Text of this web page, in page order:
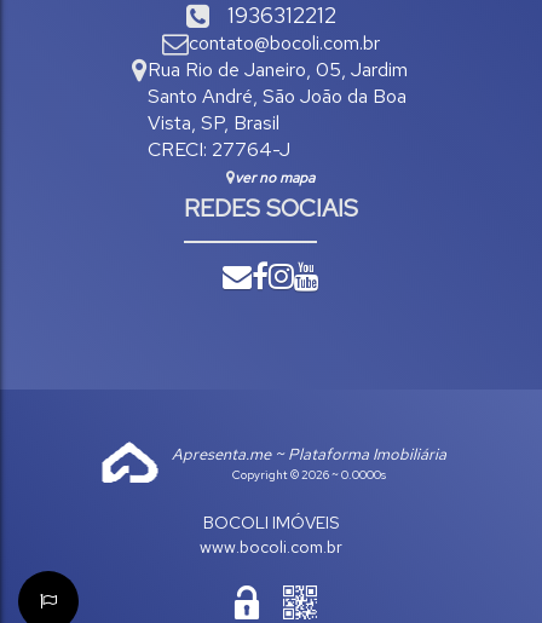
1936312212
contato@bocoli.com.br
Rua Rio de Janeiro, 05, Jardim
Santo André, São João da Boa
Vista, SP, Brasil
CRECI: 27764-J
ver no mapa
REDES SOCIAIS
Apresenta.me ~ Plataforma Imobiliária
Copyright © 2026 ~ 0.0000s
BOCOLI IMÓVEIS
www.bocoli.com.br